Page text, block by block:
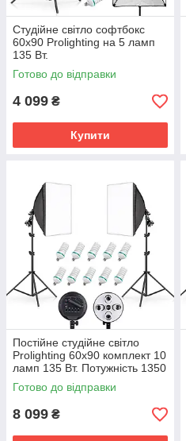
Студійне світло софтбокс
60x90 Prolighting на 5 ламп
135 Вт.
Готово до відправки
4 099 ₴
Купити
Постійне студійне світло
Prolighting 60x90 комплект 10
ламп 135 Вт. Потужність 1350
Вт.
Готово до відправки
8 099 ₴